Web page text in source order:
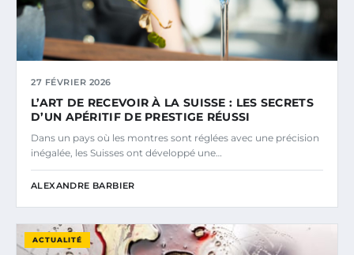
27 FÉVRIER 2026
L’ART DE RECEVOIR À LA SUISSE : LES SECRETS
D’UN APÉRITIF DE PRESTIGE RÉUSSI
Dans un pays où les montres sont réglées avec une précision
inégalée, les Suisses ont développé une…
ALEXANDRE BARBIER
ACTUALITÉ